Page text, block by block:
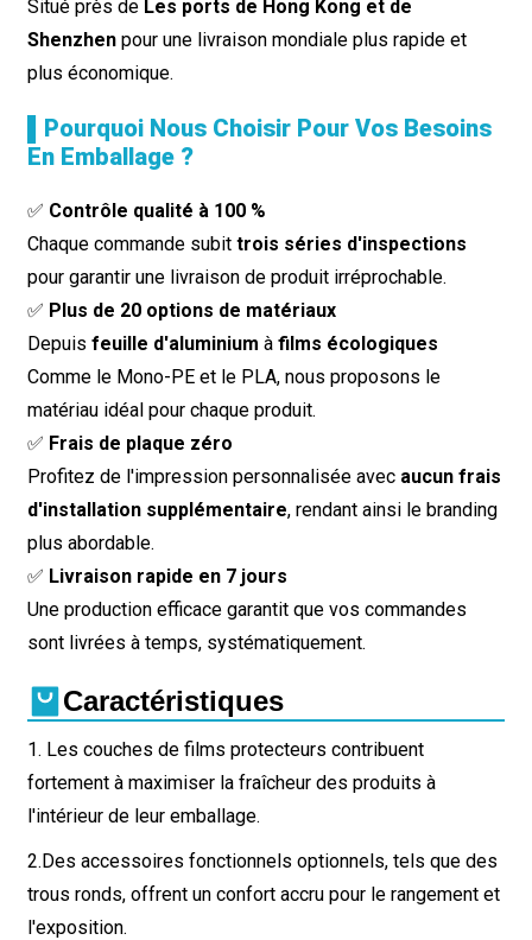
Situé près de Les ports de Hong Kong et de
Shenzhenpour une livraison mondiale plus rapide et
plus économique.
▌Pourquoi Nous Choisir Pour Vos Besoins
En Emballage ?
✅ Contrôle qualité à 100 %
Chaque commande subit trois séries d'inspections
pour garantir une livraison de produit irréprochable.
✅ Plus de 20 options de matériaux
Depuis feuille d'aluminium à films écologiques
Comme le Mono-PE et le PLA, nous proposons le
matériau idéal pour chaque produit.
✅ Frais de plaque zéro
Profitez de l'impression personnalisée avec aucun frais
d'installation supplémentaire, rendant ainsi le branding
plus abordable.
✅ Livraison rapide en 7 jours
Une production efficace garantit que vos commandes
sont livrées à temps, systématiquement.
Caractéristiques
1. Les couches de films protecteurs contribuent
fortement à maximiser la fraîcheur des produits à
l'intérieur de leur emballage.
2.Des accessoires fonctionnels optionnels, tels que des
trous ronds, offrent un confort accru pour le rangement et
l'exposition.